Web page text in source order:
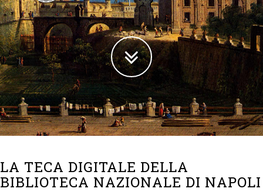
LA TECA DIGITALE DELLA
BIBLIOTECA NAZIONALE DI NAPOLI